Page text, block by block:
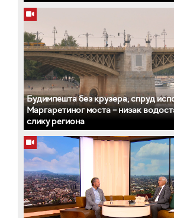
Будимпешта без крузера, спруд
Маргаретиног моста – низак
слику региона